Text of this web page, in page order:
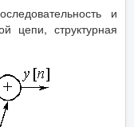
и
цепи, структурная